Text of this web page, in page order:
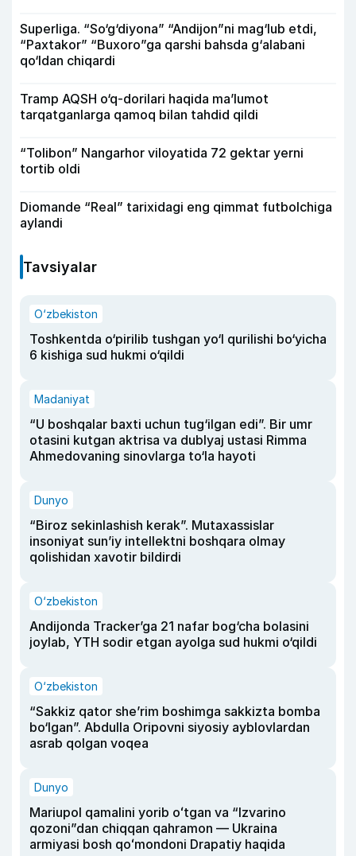
Superliga. “So‘g‘diyona” “Andijon”ni mag‘lub etdi,
“Paxtakor” “Buxoro”ga qarshi bahsda g‘alabani
qo‘ldan chiqardi
Tramp AQSH o‘q-dorilari haqida ma’lumot
tarqatganlarga qamoq bilan tahdid qildi
“Tolibon” Nangarhor viloyatida 72 gektar yerni
tortib oldi
Diomande “Real” tarixidagi eng qimmat futbolchiga
aylandi
Tavsiyalar
O‘zbekiston
Toshkentda o‘pirilib tushgan yo‘l qurilishi bo‘yicha
6 kishiga sud hukmi o‘qildi
Madaniyat
“U boshqalar baxti uchun tug‘ilgan edi”. Bir umr
otasini kutgan aktrisa va dublyaj ustasi Rimma
Ahmedovaning sinovlarga to‘la hayoti
Dunyo
“Biroz sekinlashish kerak”. Mutaxassislar
insoniyat sun’iy intellektni boshqara olmay
qolishidan xavotir bildirdi
O‘zbekiston
Andijonda Tracker’ga 21 nafar bog‘cha bolasini
joylab, YTH sodir etgan ayolga sud hukmi o‘qildi
O‘zbekiston
“Sakkiz qator she’rim boshimga sakkizta bomba
bo‘lgan”. Abdulla Oripovni siyosiy ayblovlardan
asrab qolgan voqea
Dunyo
Mariupol qamalini yorib oʻtgan va “Izvarino
qozoni”dan chiqqan qahramon — Ukraina
armiyasi bosh qoʻmondoni Drapatiy haqida